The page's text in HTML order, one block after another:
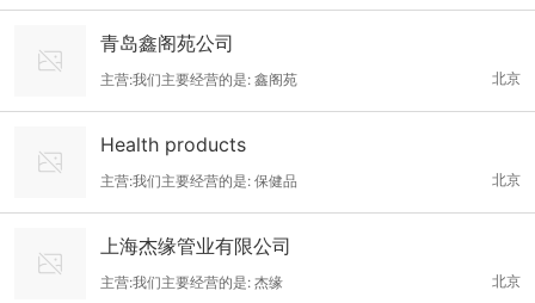
青岛鑫阁苑公司
北京
主营:我们主要经营的是: 鑫阁苑
Health products
北京
主营:我们主要经营的是: 保健品
上海杰缘管业有限公司
北京
主营:我们主要经营的是: 杰缘